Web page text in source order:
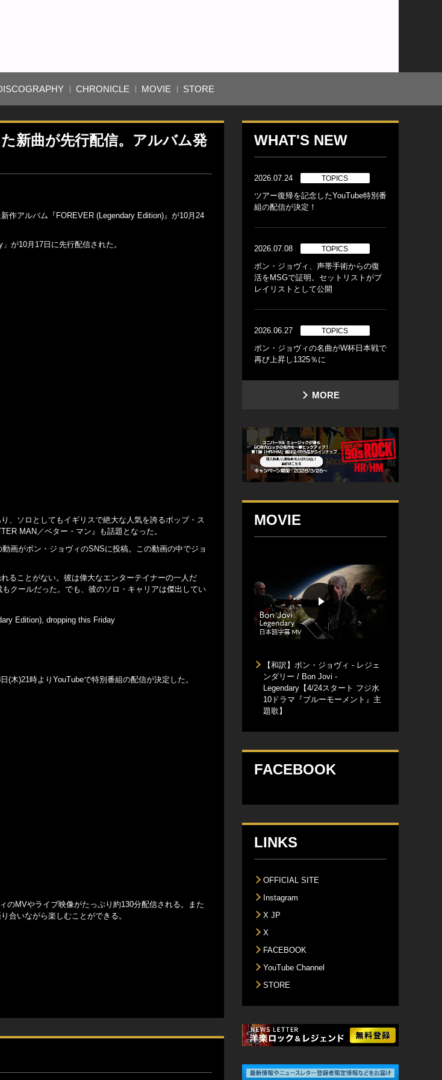
CHRONICLE MOVIE STORE
新曲が先行配信。アルバム発
作アルバム『FOREVER (Legendary Edition)』が10月24
が10月17日に先行配信された。
、ソロとしてもイギリスで絶大な人気を誇るポップ・ス
MAN／ベター・マン』も話題となった。
画がボン・ジョヴィのSNSに投稿。この動画の中でジョ
ることがない。彼は偉大なエンターテイナーの一人だ
クールだった。でも、彼のソロ・キャリアは傑出してい
Edition), dropping this Friday
木)21時よりYouTubeで特別番組の配信が決定した。
のMVやライブ映像がたっぷり約130分配信される。また
合いながら楽しむことができる。
WHAT'S NEW
2026.07.24 TOPICS
ツアー復帰を記念したYouTube特別番
組の配信が決定！
2026.07.08 TOPICS
ボン・ジョヴィ、声帯手術からの復
活をMSGで証明。セットリストがプ
レイリストとして公開
2026.06.27 TOPICS
ボン・ジョヴィの名曲がW杯日本戦で
再び上昇し1325％に
MORE
MOVIE
【和訳】ボン・ジョヴィ - レジェ
ンダリー / Bon Jovi -
Legendary【4/24スタート フジ水
10ドラマ『ブルーモーメント』主
題歌】
FACEBOOK
LINKS
OFFICIAL SITE
Instagram
X JP
X
FACEBOOK
YouTube Channel
STORE